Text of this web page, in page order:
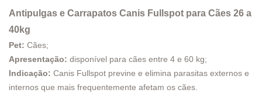
Antipulgas e Carrapatos Canis Fullspot para Cães 26 a
40kg
Pet: Cães;
Apresentação: disponível para cães entre 4 e 60 kg;
Indicação: Canis Fullspot previne e elimina parasitas externos e
internos que mais frequentemente afetam os cães.